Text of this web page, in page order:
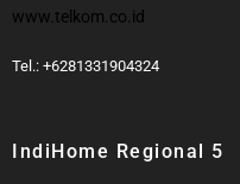
www.telkom.co.id
Tel.: +6281331904324
IndiHome Regional 5